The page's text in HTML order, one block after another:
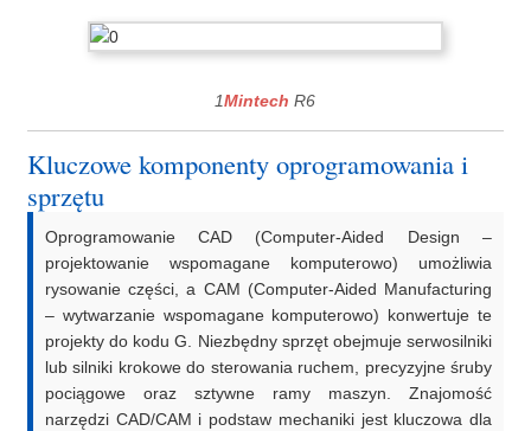
1Mintech R6
Kluczowe komponenty oprogramowania i
sprzętu
Oprogramowanie CAD (Computer-Aided Design –
projektowanie wspomagane komputerowo) umożliwia
rysowanie części, a CAM (Computer-Aided Manufacturing
– wytwarzanie wspomagane komputerowo) konwertuje te
projekty do kodu G. Niezbędny sprzęt obejmuje serwosilniki
lub silniki krokowe do sterowania ruchem, precyzyjne śruby
pociągowe oraz sztywne ramy maszyn. Znajomość
narzędzi CAD/CAM i podstaw mechaniki jest kluczowa dla